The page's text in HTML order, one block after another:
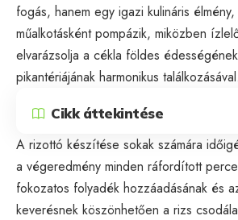
fogás, hanem egy igazi kulináris
műalkotásként pompázik, miközben
elvarázsolja a cékla földes
pikantériájának harmonikus találkozásával.
Cikk áttekintése
A rizottó készítése sokak számára
a végeredmény minden ráfordított
fokozatos folyadék hozzáadásának és
keverésnek köszönhetően a rizs